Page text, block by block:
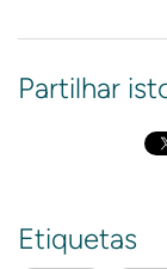
Partilhar
Etiquetas